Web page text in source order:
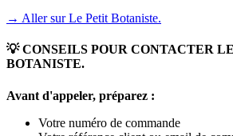
→ Aller surLe Petit Botaniste.
💡 CONSEILS POUR CONTACTER
BOTANISTE.
Avant d'appeler, préparez :
Votre numéro de commande